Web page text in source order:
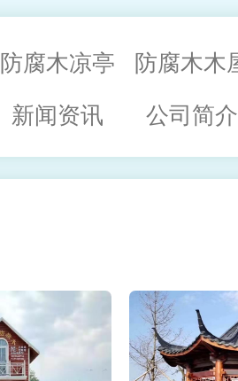
防腐木凉亭
防腐木木
新闻资讯 公司简介